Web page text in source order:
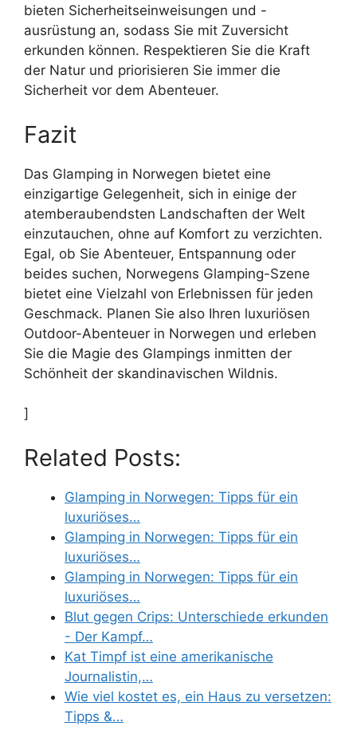
bieten Sicherheitseinweisungen und -
ausrüstung an, sodass Sie mit Zuversicht
erkunden können. Respektieren Sie die Kraft
der Natur und priorisieren Sie immer die
Sicherheit vor dem Abenteuer.
Fazit
Das Glamping in Norwegen bietet eine
einzigartige Gelegenheit, sich in einige der
atemberaubendsten Landschaften der Welt
einzutauchen, ohne auf Komfort zu verzichten.
Egal, ob Sie Abenteuer, Entspannung oder
beides suchen, Norwegens Glamping-Szene
bietet eine Vielzahl von Erlebnissen für jeden
Geschmack. Planen Sie also Ihren luxuriösen
Outdoor-Abenteuer in Norwegen und erleben
Sie die Magie des Glampings inmitten der
Schönheit der skandinavischen Wildnis.
]
Related Posts:
Glamping in Norwegen: Tipps für ein
luxuriöses…
Glamping in Norwegen: Tipps für ein
luxuriöses…
Glamping in Norwegen: Tipps für ein
luxuriöses…
Blut gegen Crips: Unterschiede erkunden
- Der Kampf…
Kat Timpf ist eine amerikanische
Journalistin,…
Wie viel kostet es, ein Haus zu versetzen:
Tipps &…